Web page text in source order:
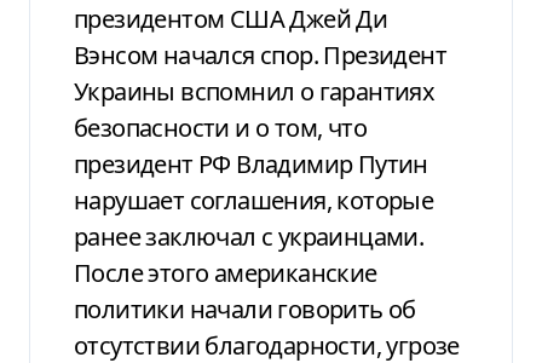
президентом США Джей Ди
Вэнсом начался спор. Президент
Украины вспомнил о гарантиях
безопасности и о том, что
президент РФ Владимир Путин
нарушает соглашения, которые
ранее заключал с украинцами.
После этого американские
политики начали говорить об
отсутствии благодарности, угрозе